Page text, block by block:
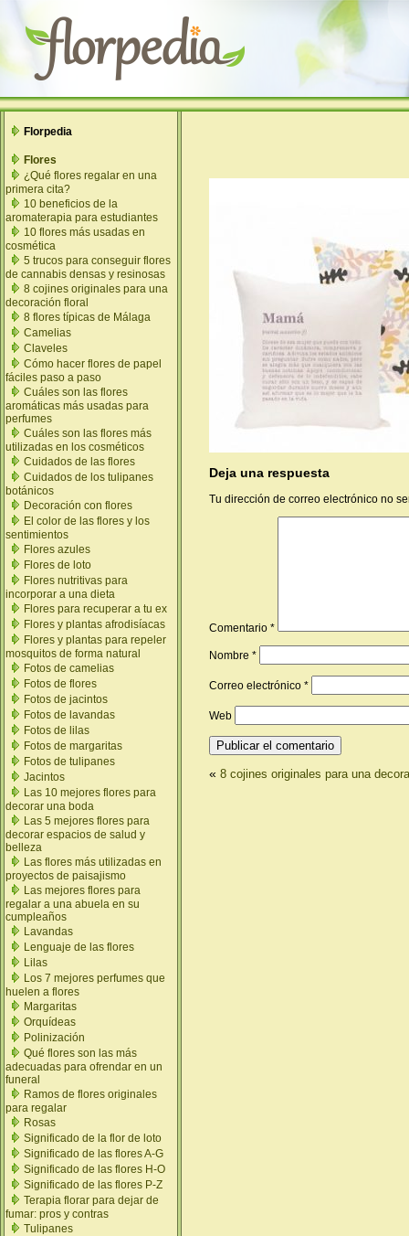
Florpedia
Flores
¿Qué flores regalar en una
primera cita?
10 beneficios de la
aromaterapia para estudiantes
10 flores más usadas en
cosmética
5 trucos para conseguir flores
de cannabis densas y resinosas
8 cojines originales para una
decoración floral
8 flores típicas de Málaga
Camelias
Claveles
Cómo hacer flores de papel
fáciles paso a paso
Cuáles son las flores
aromáticas más usadas para
perfumes
Cuáles son las flores más
utilizadas en los cosméticos
Cuidados de las flores
Cuidados de los tulipanes
botánicos
Decoración con flores
El color de las flores y los
sentimientos
Flores azules
Flores de loto
Flores nutritivas para
incorporar a una dieta
Flores para recuperar a tu ex
Flores y plantas afrodisíacas
Flores y plantas para repeler
mosquitos de forma natural
Fotos de camelias
Fotos de flores
Fotos de jacintos
Fotos de lavandas
Fotos de lilas
Fotos de margaritas
Fotos de tulipanes
Jacintos
Las 10 mejores flores para
decorar una boda
Las 5 mejores flores para
decorar espacios de salud y
belleza
Las flores más utilizadas en
proyectos de paisajismo
Las mejores flores para
regalar a una abuela en su
cumpleaños
Lavandas
Lenguaje de las flores
Lilas
Los 7 mejores perfumes que
huelen a flores
Margaritas
Orquídeas
Polinización
Qué flores son las más
adecuadas para ofrendar en un
funeral
Ramos de flores originales
para regalar
Rosas
Significado de la flor de loto
Significado de las flores A-G
Significado de las flores H-O
Significado de las flores P-Z
Terapia florar para dejar de
fumar: pros y contras
Tulipanes
Deja una respuesta
Tu dirección de correo electrónico no
Comentario *
Nombre *
Correo electrónico *
Web
« 8 cojines originales para una